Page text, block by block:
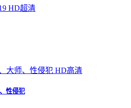
HD超清
HD高清
性侵犯